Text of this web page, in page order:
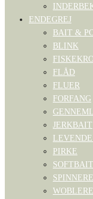
ENDEGREJ
BAIT &
BLINK
FLÅD
FLUER
FORFANG
JERKBAIT
PIRKE
SOFTBAIT
SPINNERE
WOBLERE